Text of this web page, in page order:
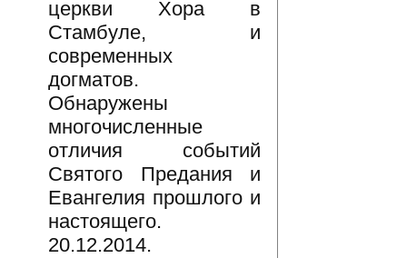
церкви Хора в
Стамбуле, и
современных
догматов.
Обнаружены
многочисленные
отличия событий
Святого Предания и
Евангелия прошлого и
настоящего.
20.12.2014.